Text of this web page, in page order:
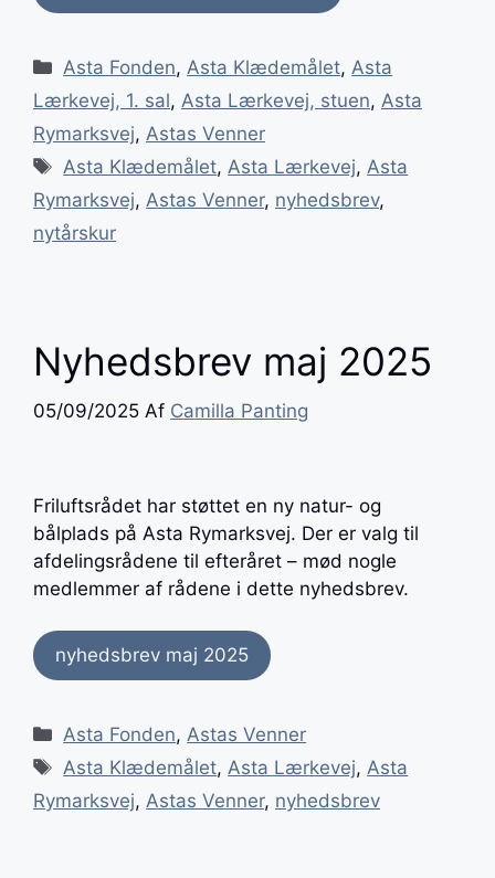
Kategorier
Asta Fonden,Asta Klædemålet,Asta
Lærkevej, 1. sal, Asta Lærkevej, stuen, Asta
Rymarksvej, Astas Venner
Tags
Asta Klædemålet,Asta Lærkevej,Asta
Rymarksvej, Astas Venner, nyhedsbrev,
nytårskur
Nyhedsbrev maj 2025
05/09/2025 Af Camilla Panting
Friluftsrådet har støttet en ny natur- og
bålplads på Asta Rymarksvej. Der er valg til
afdelingsrådene til efteråret – mød nogle
medlemmer af rådene i dette nyhedsbrev.
nyhedsbrev maj 2025
Kategorier
Asta Fonden,Astas Venner
Tags
Asta Klædemålet,Asta Lærkevej,Asta
Rymarksvej, Astas Venner, nyhedsbrev